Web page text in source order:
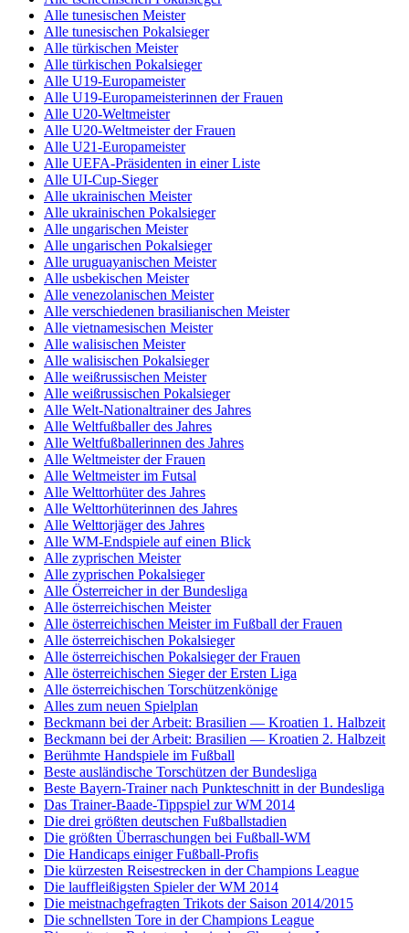
Alle tunesischen Meister
Alle tunesischen Pokalsieger
Alle türkischen Meister
Alle türkischen Pokalsieger
Alle U19-Europameister
Alle U19-Europameisterinnen der Frauen
Alle U20-Weltmeister
Alle U20-Weltmeister der Frauen
Alle U21-Europameister
Alle UEFA-Präsidenten in einer Liste
Alle UI-Cup-Sieger
Alle ukrainischen Meister
Alle ukrainischen Pokalsieger
Alle ungarischen Meister
Alle ungarischen Pokalsieger
Alle uruguayanischen Meister
Alle usbekischen Meister
Alle venezolanischen Meister
Alle verschiedenen brasilianischen Meister
Alle vietnamesischen Meister
Alle walisischen Meister
Alle walisischen Pokalsieger
Alle weißrussischen Meister
Alle weißrussischen Pokalsieger
Alle Welt-Nationaltrainer des Jahres
Alle Weltfußballer des Jahres
Alle Weltfußballerinnen des Jahres
Alle Weltmeister der Frauen
Alle Weltmeister im Futsal
Alle Welttorhüter des Jahres
Alle Welttorhüterinnen des Jahres
Alle Welttorjäger des Jahres
Alle WM-Endspiele auf einen Blick
Alle zyprischen Meister
Alle zyprischen Pokalsieger
Alle Österreicher in der Bundesliga
Alle österreichischen Meister
Alle österreichischen Meister im Fußball der Frauen
Alle österreichischen Pokalsieger
Alle österreichischen Pokalsieger der Frauen
Alle österreichischen Sieger der Ersten Liga
Alle österreichischen Torschützenkönige
Alles zum neuen Spielplan
Beckmann bei der Arbeit: Brasilien — Kroatien 1. Halbzeit
Beckmann bei der Arbeit: Brasilien — Kroatien 2. Halbzeit
Berühmte Handspiele im Fußball
Beste ausländische Torschützen der Bundesliga
Beste Bayern-Trainer nach Punkteschnitt in der Bundesliga
Das Trainer-Baade-Tippspiel zur WM 2014
Die drei größten deutschen Fußballstadien
Die größten Überraschungen bei Fußball-WM
Die Handicaps einiger Fußball-Profis
Die kürzesten Reisestrecken in der Champions League
Die lauffleißigsten Spieler der WM 2014
Die meistnachgefragten Trikots der Saison 2014/2015
Die schnellsten Tore in der Champions League